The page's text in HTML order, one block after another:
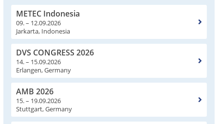
METEC Indonesia
09. – 12.09.2026
Jarkarta, Indonesia
DVS CONGRESS 2026
14. – 15.09.2026
Erlangen, Germany
AMB 2026
15. – 19.09.2026
Stuttgart, Germany